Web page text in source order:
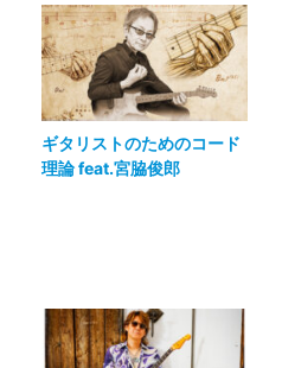
ギタリストのためのコード
理論 feat.宮脇俊郎